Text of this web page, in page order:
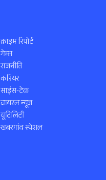
क्राइम रिपोर्ट
गेम्स
राजनीति
करियर
साइंस-टेक
वायरल न्यूज़
यूटिलिटी
खबरगांव स्पेशल